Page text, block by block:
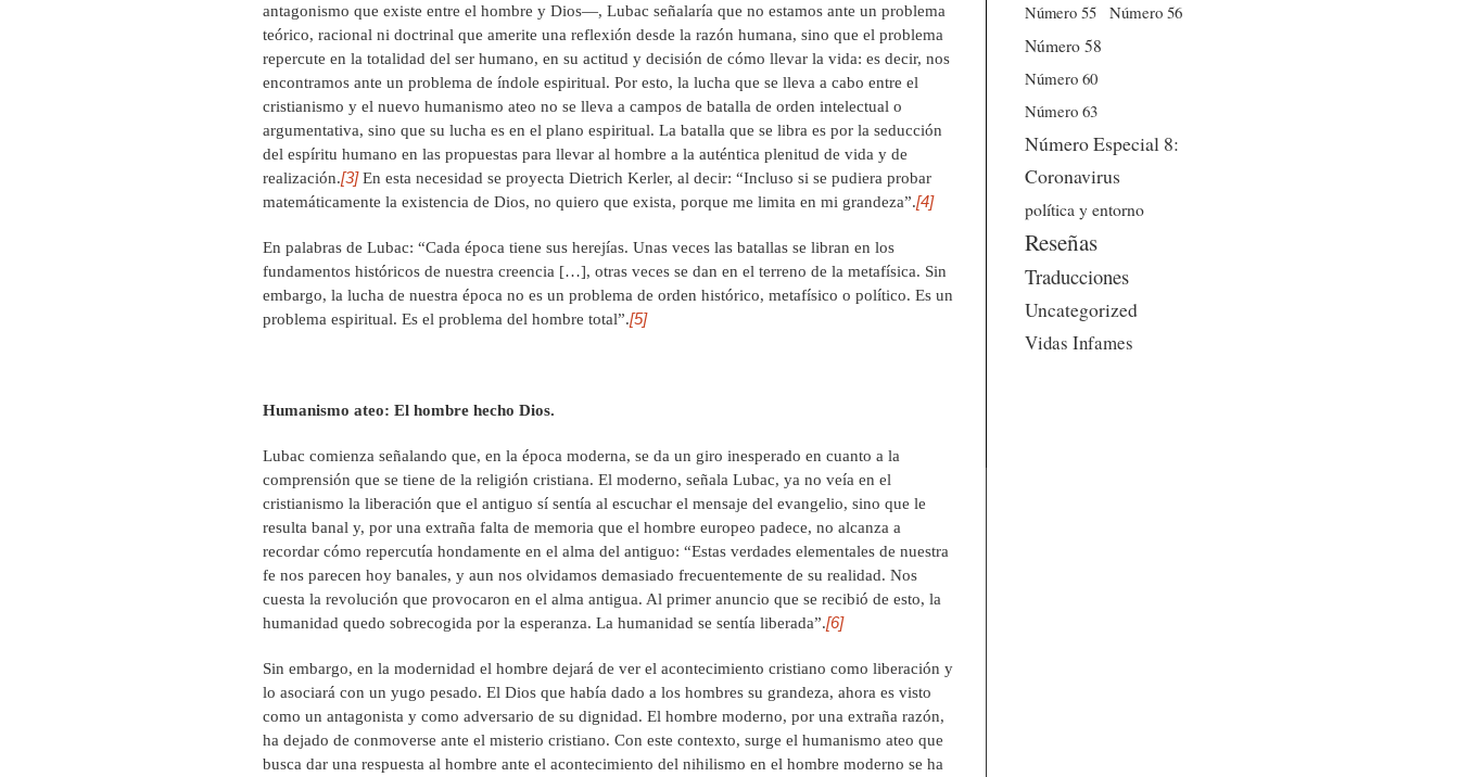
antagonismo que existe entre el hombre y Dios—, Lubac señalaría que no estamos ante un problema
teórico, racional ni doctrinal que amerite una reflexión desde la razón humana, sino que el problema
repercute en la totalidad del ser humano, en su actitud y decisión de cómo llevar la vida: es decir, nos
encontramos ante un problema de índole espiritual. Por esto, la lucha que se lleva a cabo entre el
cristianismo y el nuevo humanismo ateo no se lleva a campos de batalla de orden intelectual o
argumentativa, sino que su lucha es en el plano espiritual. La batalla que se libra es por la seducción
del espíritu humano en las propuestas para llevar al hombre a la auténtica plenitud de vida y de
realización.[3]En esta necesidad se proyecta Dietrich Kerler, al decir: “Incluso si se pudiera probar
matemáticamente la existencia de Dios, no quiero que exista, porque me limita en mi grandeza”.[4]
En palabras de Lubac: “Cada época tiene sus herejías. Unas veces las batallas se libran en los
fundamentos históricos de nuestra creencia […], otras veces se dan en el terreno de la metafísica. Sin
embargo, la lucha de nuestra época no es un problema de orden histórico, metafísico o político. Es un
problema espiritual. Es el problema del hombre total”.[5]
Humanismo ateo: El hombre hecho Dios.
Lubac comienza señalando que, en la época moderna, se da un giro inesperado en cuanto a la
comprensión que se tiene de la religión cristiana. El moderno, señala Lubac, ya no veía en el
cristianismo la liberación que el antiguo sí sentía al escuchar el mensaje del evangelio, sino que le
resulta banal y, por una extraña falta de memoria que el hombre europeo padece, no alcanza a
recordar cómo repercutía hondamente en el alma del antiguo: “Estas verdades elementales de nuestra
fe nos parecen hoy banales, y aun nos olvidamos demasiado frecuentemente de su realidad. Nos
cuesta la revolución que provocaron en el alma antigua. Al primer anuncio que se recibió de esto, la
humanidad quedo sobrecogida por la esperanza. La humanidad se sentía liberada”.[6]
Sin embargo, en la modernidad el hombre dejará de ver el acontecimiento cristiano como liberación y
lo asociará con un yugo pesado. El Dios que había dado a los hombres su grandeza, ahora es visto
como un antagonista y como adversario de su dignidad. El hombre moderno, por una extraña razón,
ha dejado de conmoverse ante el misterio cristiano. Con este contexto, surge el humanismo ateo que
busca dar una respuesta al hombre ante el acontecimiento del nihilismo en el hombre moderno se ha
Número 55
Número 56
Número 58
Número 60
Número 63
Número Especial 8:
Coronavirus
política y entorno
Reseñas
Traducciones
Uncategorized
Vidas Infames